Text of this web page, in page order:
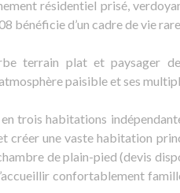
résidentiel prisé,
bénéficie d’un cadre de vie
terrain plat et paysager
paisible et ses
trois habitations
créer une vaste habitation
de plain-pied (devis
confortablement